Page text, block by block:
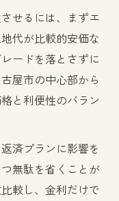
せるには、まずエ
代が比較的安価な
ードを落とさずに
屋市の中心部から
と利便性のバラン
済プランに影響を
無駄を省くことが
較し、金利だけで